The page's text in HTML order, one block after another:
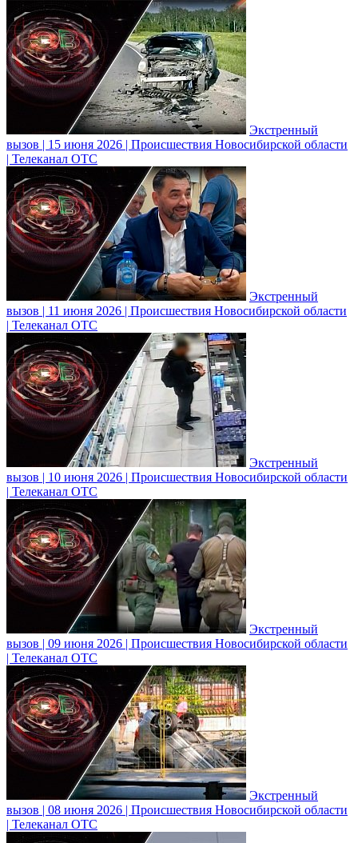
Экстренный
вызов | 15 июня 2026 | Происшествия Новосибирской области
| Телеканал ОТС
Экстренный
вызов | 11 июня 2026 | Происшествия Новосибирской области
| Телеканал ОТС
Экстренный
вызов | 10 июня 2026 | Происшествия Новосибирской области
| Телеканал ОТС
Экстренный
вызов | 09 июня 2026 | Происшествия Новосибирской области
| Телеканал ОТС
Экстренный
вызов | 08 июня 2026 | Происшествия Новосибирской области
| Телеканал ОТС